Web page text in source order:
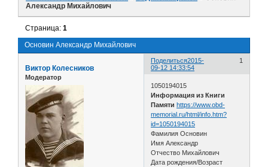
Александр Михайлович
Основин Александр Михайлович
Страница:1
Поделиться 1
2015-
09-12 14:33:54
Виктор Колесников
Модератор
1050194015
Информация из Книги
Памяти https://www.obd-
memorial.ru/html/info.htm?
id=1050194015
Фамилия Основин
Имя Александр
Отчество Михайлович
Дата рождения/Возраст